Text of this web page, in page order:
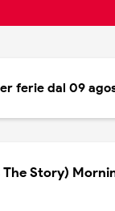
ferie dal 09
The Story)